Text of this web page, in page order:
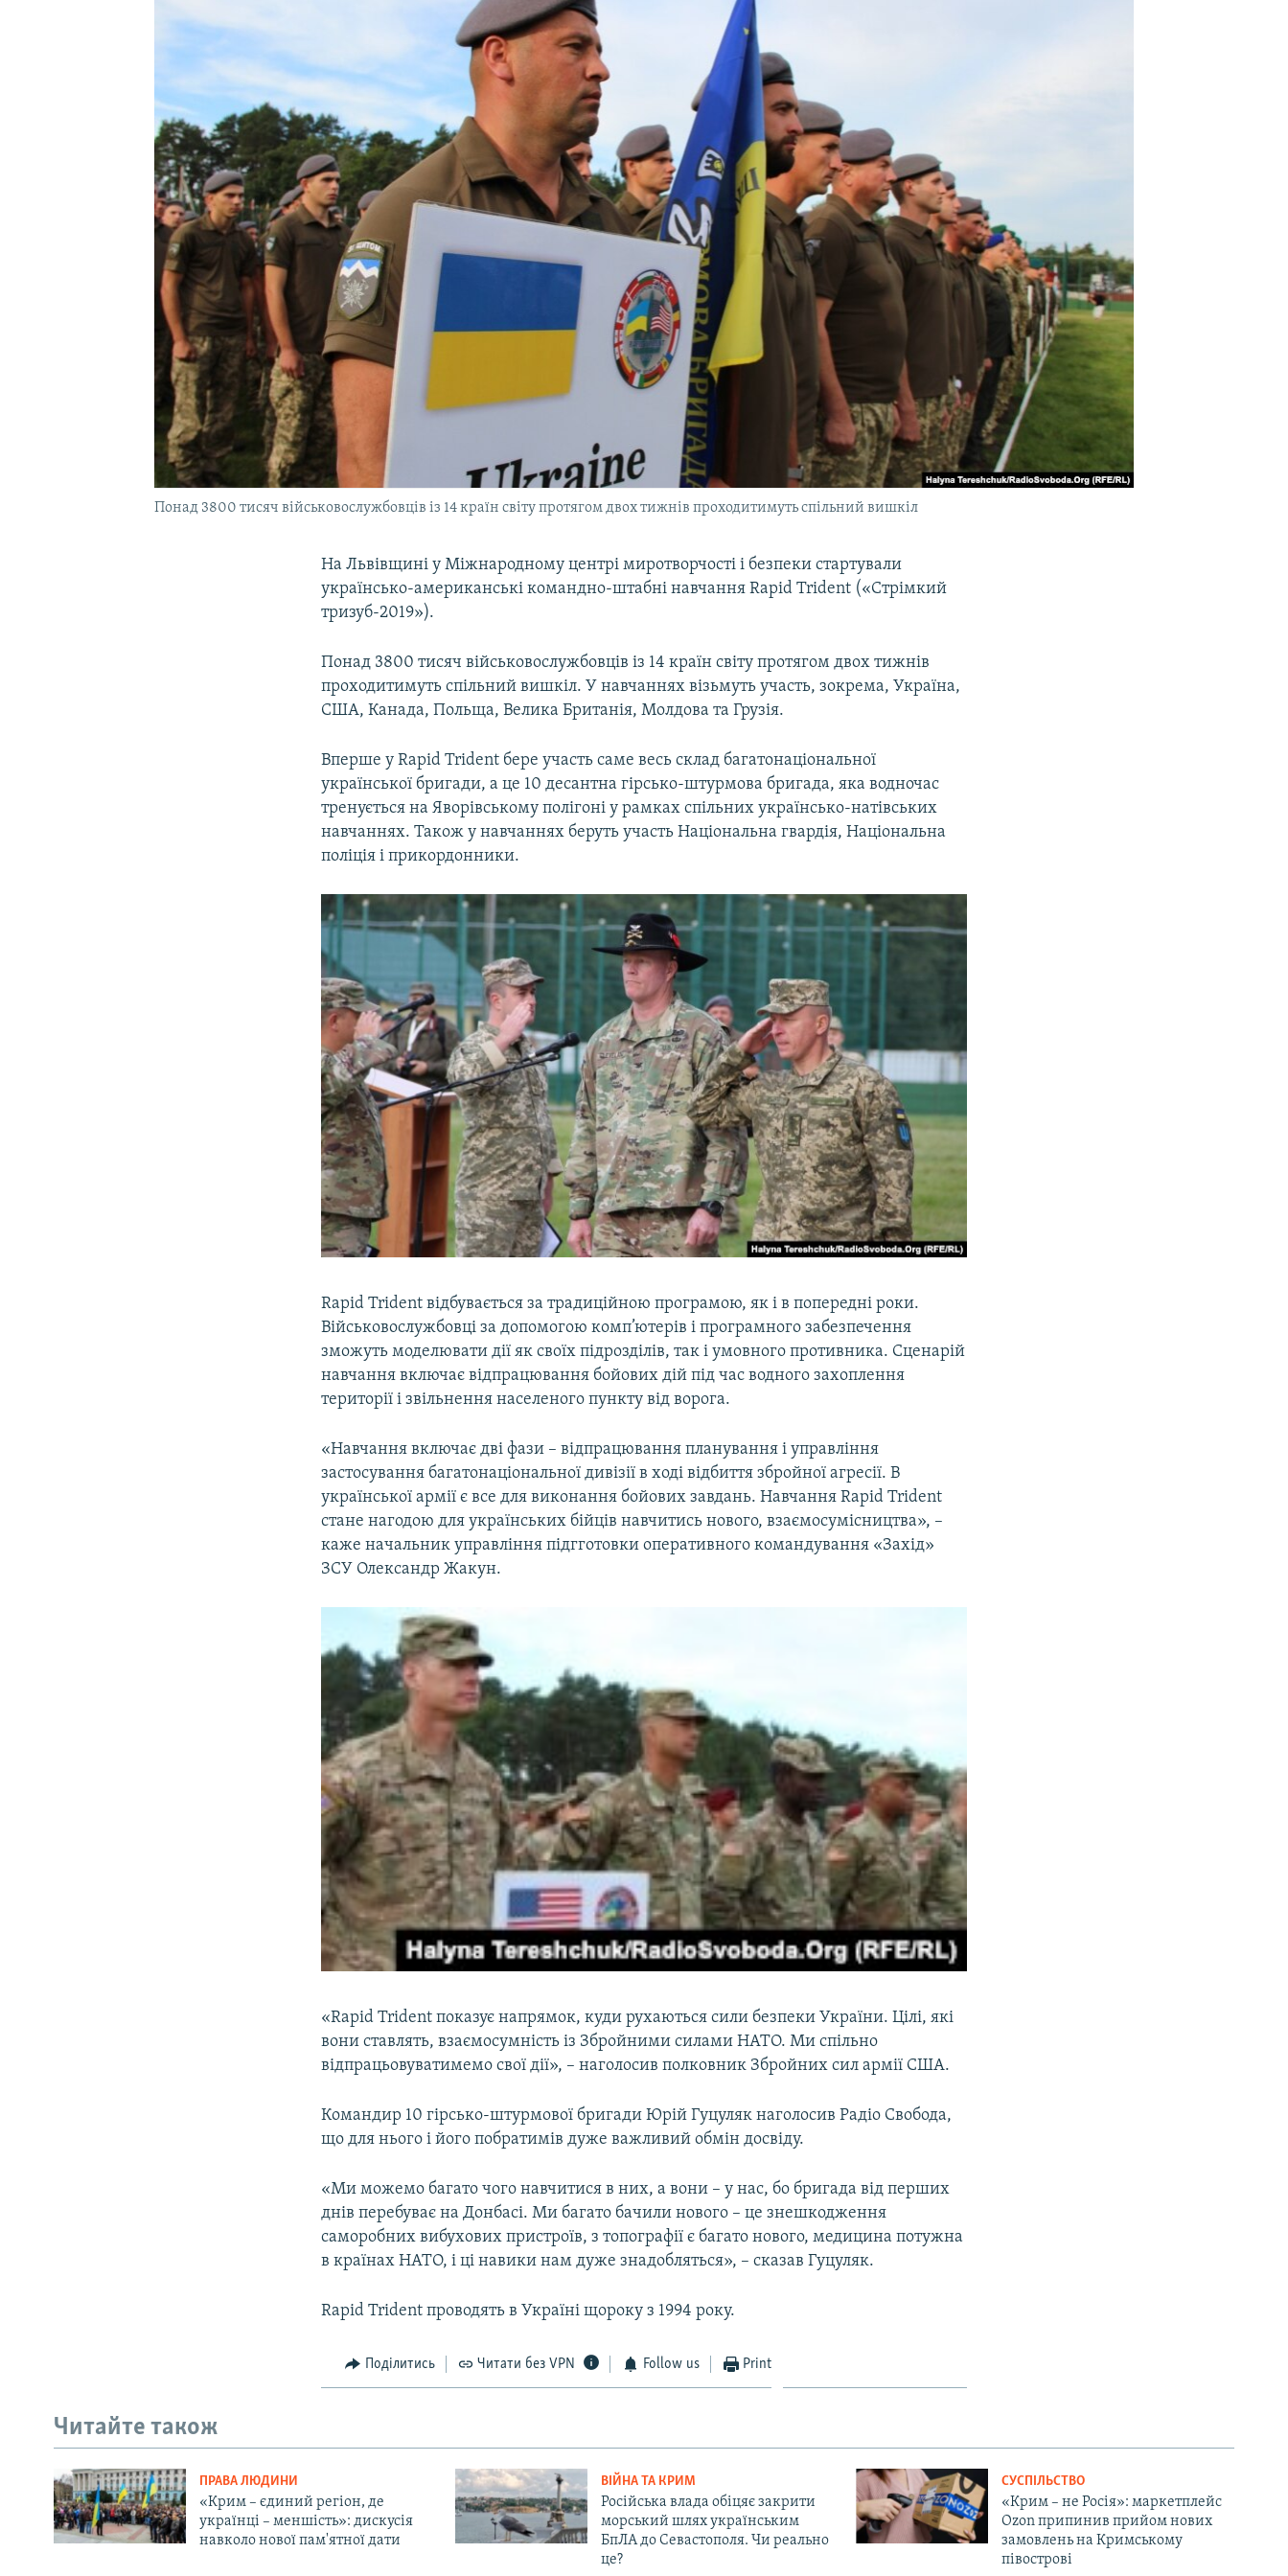
Понад 3800 тисяч військовослужбовців із 14 країн світу протягом двох тижнів проходитимуть спільний вишкіл
На Львівщині у Міжнародному центрі миротворчості і безпеки стартували
українсько-американські командно-штабні навчання Rapid Trident («Стрімкий
тризуб-2019»).
Понад 3800 тисяч військовослужбовців із 14 країн світу протягом двох тижнів
проходитимуть спільний вишкіл. У навчаннях візьмуть участь, зокрема, Україна,
США, Канада, Польща, Велика Британія, Молдова та Грузія.
Вперше у Rapid Trident бере участь саме весь склад багатонаціональної
української бригади, а це 10 десантна гірсько-штурмова бригада, яка водночас
тренується на Яворівському полігоні у рамках спільних українсько-натівських
навчаннях. Також у навчаннях беруть участь Національна гвардія, Національна
поліція і прикордонники.
Rapid Trident відбувається за традиційною програмою, як і в попередні роки.
Військовослужбовці за допомогою комп’ютерів і програмного забезпечення
зможуть моделювати дії як своїх підрозділів, так і умовного противника. Сценарій
навчання включає відпрацювання бойових дій під час водного захоплення
території і звільнення населеного пункту від ворога.
«Навчання включає дві фази – відпрацювання планування і управління
застосування багатонаціональної дивізії в ході відбиття збройної агресії. В
української армії є все для виконання бойових завдань. Навчання Rapid Trident
стане нагодою для українських бійців навчитись нового, взаємосумісництва», –
каже начальник управління підгготовки оперативного командування «Захід»
ЗСУ Олександр Жакун.
«Rapid Trident показує напрямок, куди рухаються сили безпеки України. Цілі, які
вони ставлять, взаємосумність із Збройними силами НАТО. Ми спільно
відпрацьовуватимемо свої дії», – наголосив полковник Збройних сил армії США.
Командир 10 гірсько-штурмової бригади Юрій Гуцуляк наголосив Радіо Свобода,
що для нього і його побратимів дуже важливий обмін досвіду.
«Ми можемо багато чого навчитися в них, а вони – у нас, бо бригада від перших
днів перебуває на Донбасі. Ми багато бачили нового – це знешкодження
саморобних вибухових пристроїв, з топографії є багато нового, медицина потужна
в країнах НАТО, і ці навики нам дуже знадобляться», – сказав Гуцуляк.
Rapid Trident проводять в Україні щороку з 1994 року.
Поділитись Читати без VPN Follow us Print
Читайте також
ПРАВА ЛЮДИНИ
«Крим – єдиний регіон, де
українці – меншість»: дискусія
навколо нової пам'ятної дати
ВІЙНА ТА КРИМ
Російська влада обіцяє закрити
морський шлях українським
БпЛА до Севастополя. Чи реально
це?
СУСПІЛЬСТВО
«Крим – не Росія»: маркетплейс
Ozon припинив прийом нових
замовлень на Кримському
півострові